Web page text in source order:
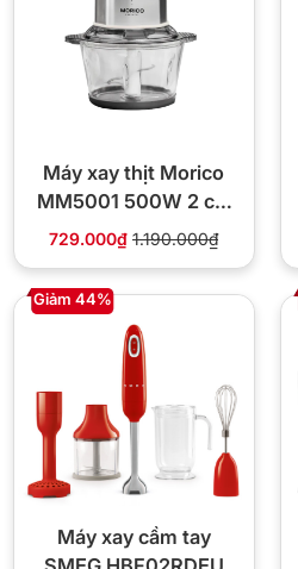
Máy xay thịt Morico
MM5001 500W 2 cối
(Inox 3L + Thủy tinh
729.000₫ 1.190.000₫
Giảm 44%
Máy xay cầm tay